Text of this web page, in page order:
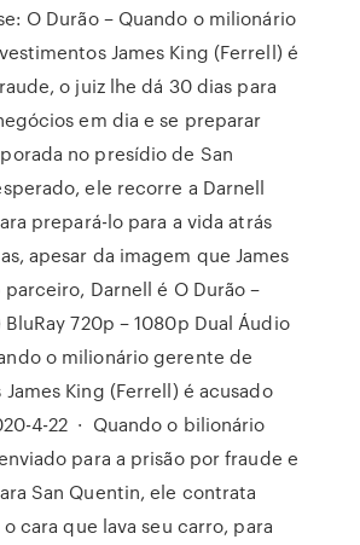
O Durão – Quando o milionário
James King (Ferrell) é
o juiz lhe dá 30 dias para
em dia e se preparar
no presídio de San
ele recorre a Darnell
prepará-lo para a vida atrás
apesar da imagem que James
Darnell é O Durão –
720p – 1080p Dual Áudio
o milionário gerente de
King (Ferrell) é acusado
4-22 · Quando o bilionário
para a prisão por fraude e
San Quentin, ele contrata
cara que lava seu carro, para